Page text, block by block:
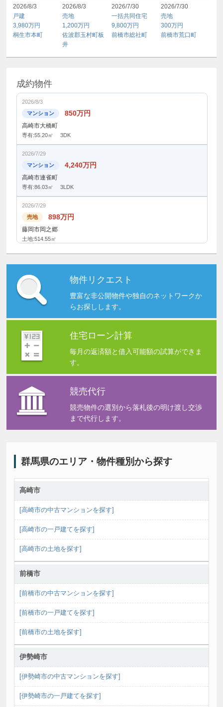
2026/8/3
戸建
3,980万円
桐生市本町
2026/8/3
売地
1,200万円
佐波郡玉村町板
井
2026/7/30
一括共同住宅
9,800万円
前橋市総社町
2026/7/30
売地
300万円
前橋市荒口町
成約物件
2026/8/3
マンション
850万円
高崎市大橋町
専有:55.20㎡ 3DK
2026/7/29
マンション
4,240万円
高崎市連雀町
専有:86.03㎡ 3LDK
2026/7/29
売地
898万円
藤岡市岡之郷
土地:514.55㎡
藤岡市藤岡
土地:217.69㎡ 建物:127.5㎡ 4LDK
マンション
1,580万円
前橋市国領町
専有:71.89㎡ 2SLDK
2026/7/19
1,100万円
専有:73.62㎡ 2SLDK
2026/7/18
3,600万円
2026/7/17
高崎市箕郷町柏木沢
売地
630万円
高崎市吉井町長根
土地:276㎡
2026/7/9
前橋市大胡町
土地:217.04㎡
戸建
2,890万円
高崎市金古町
土地:338.45㎡ 建物:133.5㎡ 5LDK
2026/7/8
高崎市後疋間町
土地:434.59㎡ 建物:123.38㎡ 5DK
物件リクエスト
豊富な非公開物件や独自のネットワークか
らお探しします。
住宅ローン計算
毎月の返済額と借入可能額の試算ができま
す。
競売代行
競売物件の選別から落札後の明け渡し交渉
まで代行します。
群馬県のエリア・物件種別から探す
高崎市
[高崎市の中古マンションを探す]
[高崎市の一戸建てを探す]
[高崎市の土地を探す]
前橋市
[前橋市の中古マンションを探す]
[前橋市の一戸建てを探す]
[前橋市の土地を探す]
伊勢崎市
[伊勢崎市の中古マンションを探す]
[伊勢崎市の一戸建てを探す]